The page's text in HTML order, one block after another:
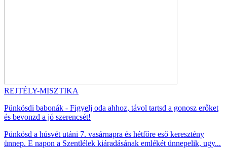
REJTÉLY-MISZTIKA
Pünkösdi babonák - Figyelj oda ahhoz, távol tartsd a gonosz erőket
és bevonzd a jó szerencsét!
Pünkösd a húsvét utáni 7. vasárnapra és hétfőre eső keresztény
ünnep. E napon a Szentlélek kiáradásának emlékét ünnepelik, ugy...